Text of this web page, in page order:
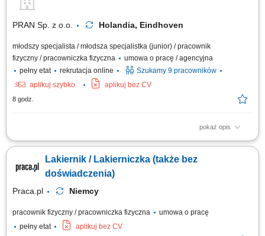
Kontrola jakości wykonanych powłok lakierniczych. Realizacja zleceń
PRAN Sp. z o.o. Holandia, Eindhoven
młodszy specjalista / młodsza specjalistka (junior) / pracownik
fizyczny / pracowniczka fizyczna
umowa o pracę / agencyjna
pełny etat
rekrutacja online
Szukamy 9 pracowników
aplikuj szybko
aplikuj bez CV
8 godz.
pokaż opis
Zakres obowiązków: To będziesz robić: zabezpieczać i maskować
poprzez szlifowanie i inne prace obróbkowe; ręcznie nakładać
równomierną warstwę farby przemysłowej metodą natryskową;
Lakiernik / Lakierniczka (także bez
doświadczenia)
Praca.pl Niemcy
pracownik fizyczny / pracowniczka fizyczna
umowa o pracę
pełny etat
aplikuj bez CV